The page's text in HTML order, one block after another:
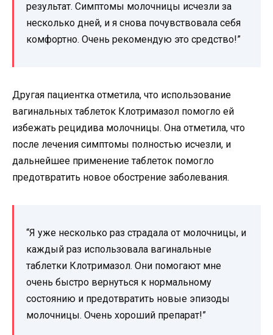
результат. Симптомы молочницы исчезли за
несколько дней, и я снова почувствовала себя
комфортно. Очень рекомендую это средство!”
Другая пациентка отметила, что использование
вагинальных таблеток Клотримазол помогло ей
избежать рецидива молочницы. Она отметила, что
после лечения симптомы полностью исчезли, и
дальнейшее применение таблеток помогло
предотвратить новое обострение заболевания.
“Я уже несколько раз страдала от молочницы, и
каждый раз использовала вагинальные
таблетки Клотримазол. Они помогают мне
очень быстро вернуться к нормальному
состоянию и предотвратить новые эпизоды
молочницы. Очень хороший препарат!”